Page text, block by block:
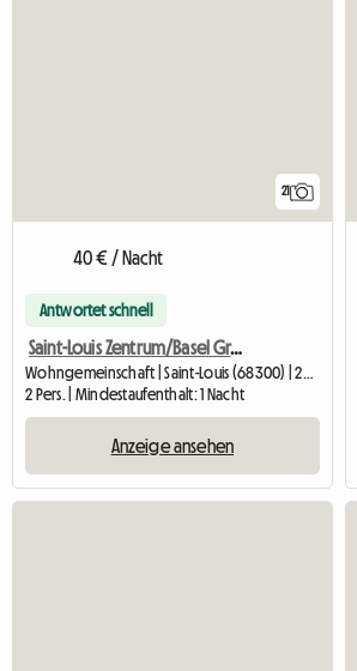
21
40 € / Nacht
Antwortet schnell
Saint-Louis Zentrum/Basel Grenze, Zimmer 1
2 Pers. | Mindestaufenthalt: 1 Nacht
Anzeige ansehen